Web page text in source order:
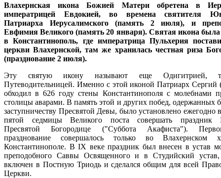
Влахернская икона Божией Матери обретена в
императрицей Евдокией, во времена святителя
Патриарха Иерусалимского (память 2 июля), и
Евфимия Великого (память 20 января). Святая икона была
в Константинополь, где императрица Пульхерия
церкви Влахернской, там же хранилась честная риза
(празднование 2 июля).
Эту святую икону называют еще Одигитрией,
Путеводительницей. Именно с этой иконой Патриарх Сергий
обходил в 626 году стены Константинополя с молебнами
столицы аварами. В память этой и других побед, одержанных
заступничеству Пресвятой Девы, было установлено ежегодно
пятой седмицы Великого поста совершать праздник
Пресвятой Богородице ("Суббота Акафиста").
празднование совершалось только во Влахернском
Константинополе. В IХ веке праздник был внесен в устав
преподобного Саввы Освященного и в Студийский
включен в Постную Триодь и сделался общим для всей
Церкви.